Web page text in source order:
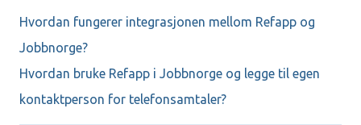
Hvordan fungerer integrasjonen mellom Refapp og
Jobbnorge?
Hvordan bruke Refapp i Jobbnorge og legge til egen
kontaktperson for telefonsamtaler?